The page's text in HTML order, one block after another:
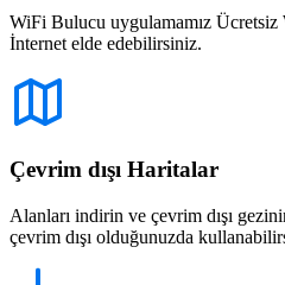
WiFi Bulucu uygulamamız Ücretsiz
İnternet elde edebilirsiniz.
Çevrim dışı Haritalar
Alanları indirin ve çevrim dışı
çevrim dışı olduğunuzda